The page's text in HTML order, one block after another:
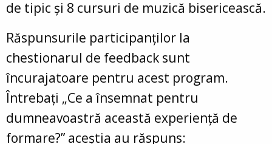
de tipic și 8 cursuri de muzică bisericească.
Răspunsurile participanților la
chestionarul de feedback sunt
încurajatoare pentru acest program.
Întrebați „Ce a însemnat pentru
dumneavoastră această experiență de
formare?” aceștia au răspuns: